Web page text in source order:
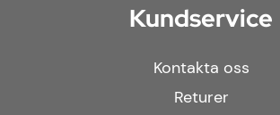
Kundservice
Kontakta oss
Returer